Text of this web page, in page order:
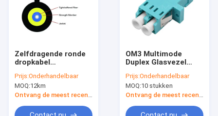
Video's
Over ons
Neem contact met ons op
Nieuws
Zelfdragende ronde
dropkabel
commercieel netwerk
Prijs:Onderhandelbaar
MOQ:12km
Ontvang de meest recente Prijs
OM3 Multimode
Duplex Glasvezel
naar LC Glasvezel
Coupler
Prijs:Onderhandelbaar
MOQ:10 stukken
Ontvang de meest recente Prijs